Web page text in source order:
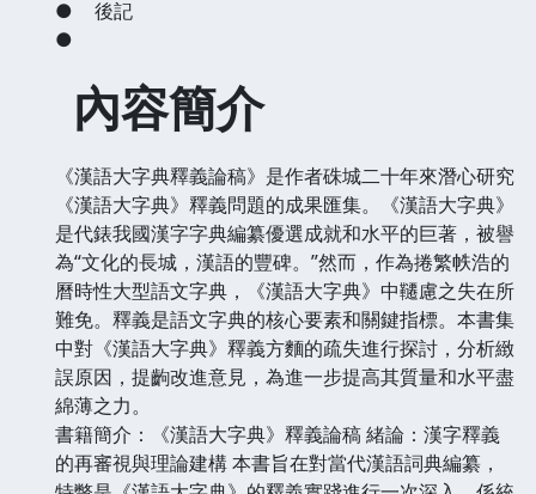
●
後記
●
內容簡介
《漢語大字典釋義論稿》是作者硃城二十年來潛心研究
《漢語大字典》釋義問題的成果匯集。《漢語大字典》
是代錶我國漢字字典編纂優選成就和水平的巨著，被譽
為“文化的長城，漢語的豐碑。”然而，作為捲繁帙浩的
曆時性大型語文字典，《漢語大字典》中韆慮之失在所
難免。釋義是語文字典的核心要素和關鍵指標。本書集
中對《漢語大字典》釋義方麵的疏失進行探討，分析緻
誤原因，提齣改進意見，為進一步提高其質量和水平盡
綿薄之力。
書籍簡介：《漢語大字典》釋義論稿 緒論：漢字釋義
的再審視與理論建構 本書旨在對當代漢語詞典編纂，